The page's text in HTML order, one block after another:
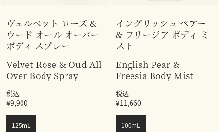
ヴェルベット ローズ &
ウード オール オーバー
ボディ スプレー
Velvet Rose & Oud All
Over Body Spray
税込
¥9,900
125mL
イングリッシュ ペアー
& フリージア ボディ ミ
スト
English Pear &
Freesia Body Mist
税込
¥11,660
100mL